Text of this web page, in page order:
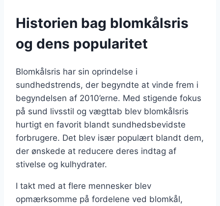
Historien bag blomkålsris
og dens popularitet
Blomkålsris har sin oprindelse i
sundhedstrends, der begyndte at vinde frem i
begyndelsen af 2010’erne. Med stigende fokus
på sund livsstil og vægttab blev blomkålsris
hurtigt en favorit blandt sundhedsbevidste
forbrugere. Det blev især populært blandt dem,
der ønskede at reducere deres indtag af
stivelse og kulhydrater.
I takt med at flere mennesker blev
opmærksomme på fordelene ved blomkål,